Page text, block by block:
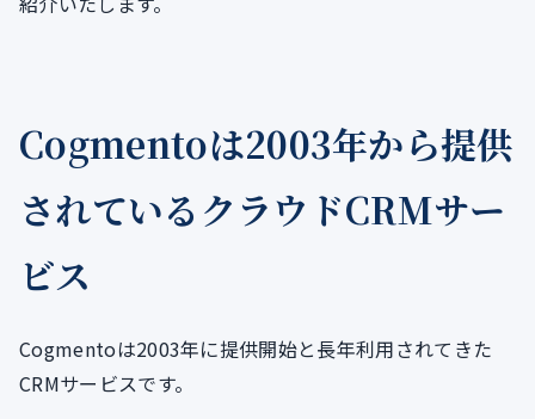
Cogmentoは2003年から提供
されているクラウドCRMサー
ビス
Cogmentoは2003年に提供開始と長年利用されてきた
CRMサービスです。